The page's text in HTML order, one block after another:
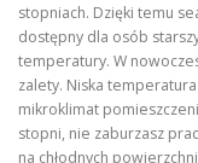
stopniach. Dzięki temu
dostępny dla osób
temperatury. W
zalety. Niska
mikroklimat
stopni, nie zaburzasz
na chłodnych